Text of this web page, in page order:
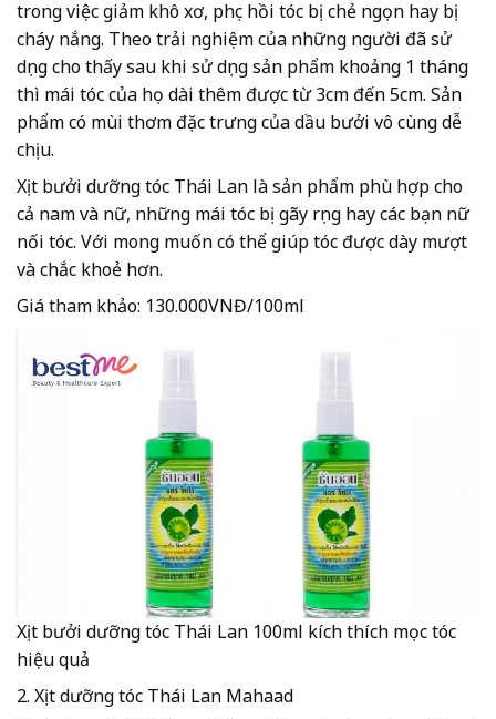
trong việc giảm khô xơ, phục hồi tóc bị chẻ ngọn hay bị
cháy nắng. Theo trải nghiệm của những người đã sử
dụng cho thấy sau khi sử dụng sản phẩm khoảng 1 tháng
thì mái tóc của họ dài thêm được từ 3cm đến 5cm. Sản
phẩm có mùi thơm đặc trưng của dầu bưởi vô cùng dễ
chịu.
Xịt bưởi dưỡng tóc Thái Lan là sản phẩm phù hợp cho
cả nam và nữ, những mái tóc bị gãy rụng hay các bạn nữ
nối tóc. Với mong muốn có thể giúp tóc được dày mượt
và chắc khoẻ hơn.
Giá tham khảo: 130.000VNĐ/100ml
Xịt bưởi dưỡng tóc Thái Lan 100ml kích thích mọc tóc
hiệu quả
2. Xịt dưỡng tóc Thái Lan Mahaad